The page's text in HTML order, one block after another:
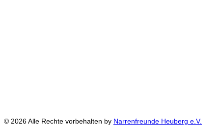
© 2026 Alle Rechte vorbehalten by Narrenfreunde Heuberg e.V.